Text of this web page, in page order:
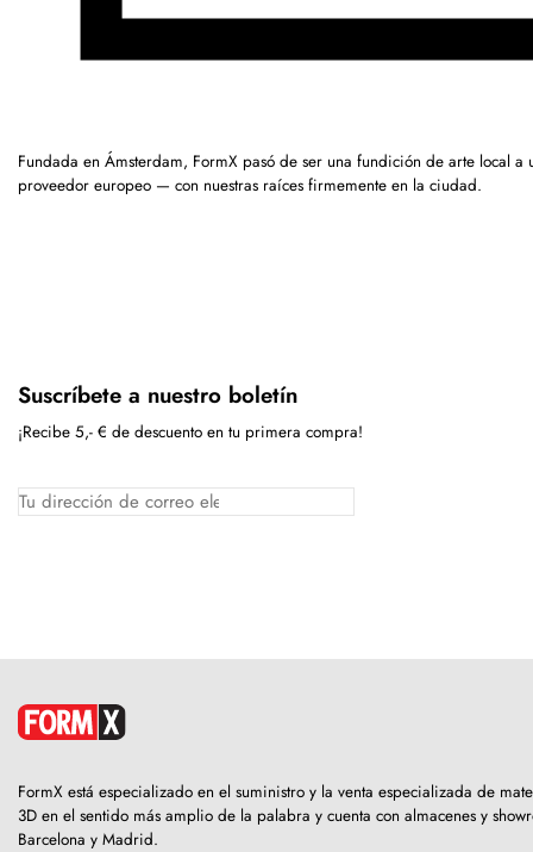
Fundada en Ámsterdam, FormX pasó de ser una fundición de arte local a
proveedor europeo — con nuestras raíces firmemente en la ciudad.
Suscríbete a nuestro boletín
¡Recibe 5,- € de descuento en tu primera compra!
FormX está especializado en el suministro y la venta especializada de
3D en el sentido más amplio de la palabra y cuenta con almacenes y
Barcelona y Madrid.